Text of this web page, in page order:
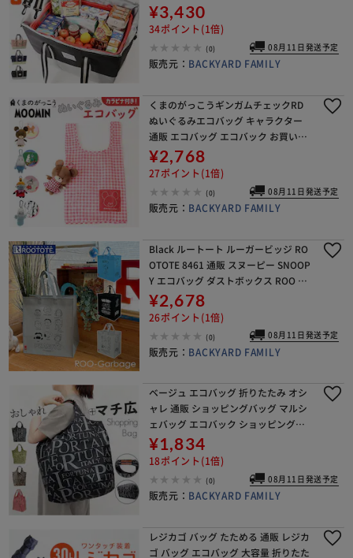
ゴ用 レジかご用 ソフトクーラーボッ
クス 保冷 バッグ 大容量 軽量 肩掛け
¥3,430
34ポイント(1倍)
(0) 08月11日発送予定
販売元： BACKYARD FAMILY
くまのがっこうギンガムチェックRD
ぬいぐるみエコバッグ キャラクター
通販 エコバッグ エコバック お買い物
バッグ ショッピングバッグ マルシェ
バッグ お買い物かばん 手提げ トート
ぬいぐるみ マ
¥2,768
27ポイント(1倍)
(0) 08月11日発送予定
販売元： BACKYARD FAMILY
Black ルートート ルーガービッジ RO
OTOTE 8461 通販 スヌーピー SNOOP
Y エコバッグ ダストボックス ROO Ga
rbage 資源ごみ ゴミ箱 ごみ箱 分別ゴ
ミ箱 簡易ゴミ箱
¥2,678
26ポイント(1倍)
(0) 08月11日発送予定
販売元： BACKYARD FAMILY
ベージュ エコバッグ 折りたたみ オシ
ャレ 通販 ショッピングバッグ マルシ
ェバッグ エコバック ショッピングバ
ック マイバッグ ショッパー 折り畳み
おしゃれ マチ広 レディース メンズ 買
¥1,834
18ポイント(1倍)
(0) 08月11日発送予定
販売元： BACKYARD FAMILY
レジカゴ バッグ たためる 通販 レジカ
ゴ バッグ エコバッグ 大容量 折りたた